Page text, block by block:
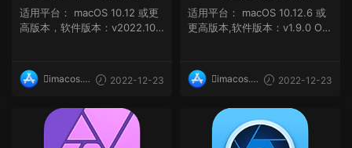
具
适用平台： macOS 10.12 或更
高版本，软件版本：v2022.103
imacos.t
2022-12-23
适用平台： macOS 10.12.6 或
更高版本,软件版本：v1.9.0 OS
imacos.t
2022-12-23